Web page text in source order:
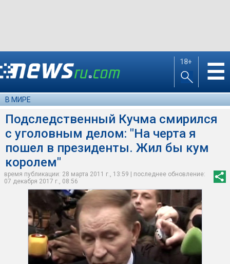
18+ ☰
В МИРЕ
Подследственный Кучма смирился
с уголовным делом: "На черта я
пошел в президенты. Жил бы кум
королем"
время публикации: 28 марта 2011 г., 13:59 | последнее обновление:
07 декабря 2017 г., 08:56